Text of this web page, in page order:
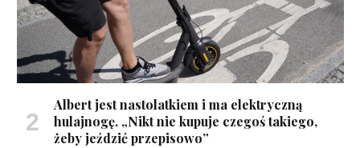
Albert jest nastolatkiem i ma elektryczną
hulajnogę. „Nikt nie kupuje czegoś takiego,
żeby jeździć przepisowo”